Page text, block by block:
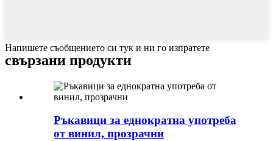
Напишете съобщението си тук и ни го изпратете
свързани продукти
Ръкавици за еднократна употреба
от винил, прозрачни